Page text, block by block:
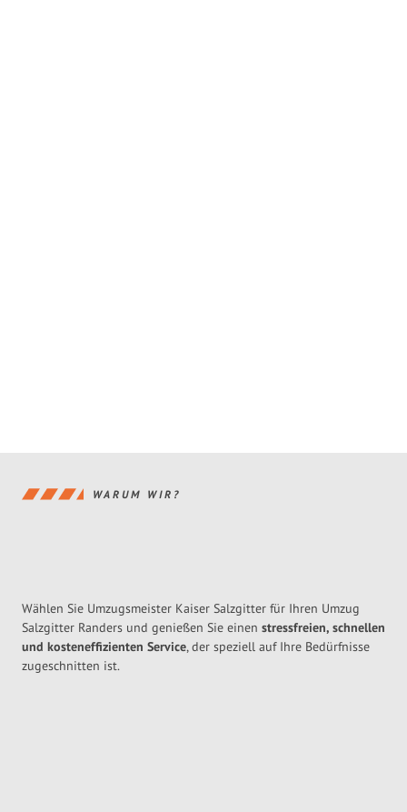
WARUM WIR?
Wählen Sie Umzugsmeister Kaiser Salzgitter für Ihren Umzug
Salzgitter Randers und genießen Sie einen stressfreien, schnellen
und kosteneffizienten Service, der speziell auf Ihre Bedürfnisse
zugeschnitten ist.